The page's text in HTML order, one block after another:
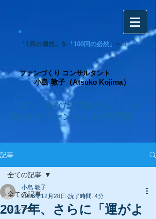
「1回の偶然」を 「100回の必然」 へ！
ファンづくり コンサルタント
小島 敦子（Atsuko Kojima）
「また、あなたに逢いたい！」と
言われるファンづくりの専門家
記事
全ての記事
メルマガ
全ての記事
2017年、さらに「運がよ
小島 敦子
2016年12月28日 読了時間: 4分